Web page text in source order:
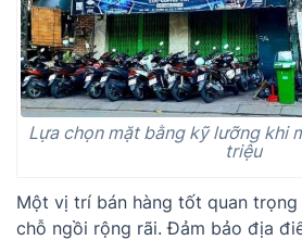
Lựa chọn mặt bằng kỹ lưỡng khi
triệu
Một vị trí bán hàng tốt quan
chỗ ngồi rộng rãi. Đảm bảo địa